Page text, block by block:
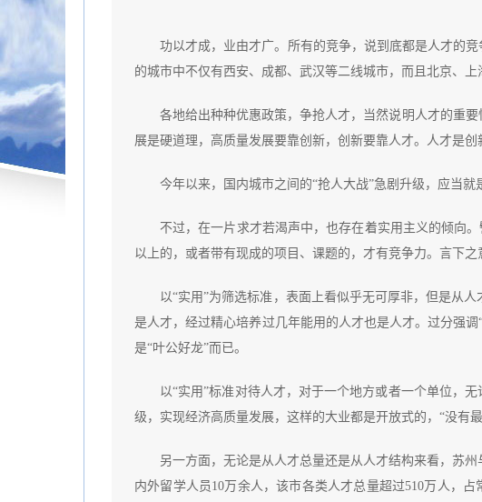
功以才成，业由才广。所有的竞争，说到底都是人才的
的城市中不仅有西安、成都、武汉等二线城市，而且北京、
各地给出种种优惠政策，争抢人才，当然说明人才的重
展是硬道理，高质量发展要靠创新，创新要靠人才。人才是
今年以来，国内城市之间的“抢人大战”急剧升级，应当
不过，在一片求才若渴声中，也存在着实用主义的倾向
以上的，或者带有现成的项目、课题的，才有竞争力。言下
以“实用”为筛选标准，表面上看似乎无可厚非，但是从
是人才，经过精心培养过几年能用的人才也是人才。过分强
是“叶公好龙”而已。
以“实用”标准对待人才，对于一个地方或者一个单位，
级，实现经济高质量发展，这样的大业都是开放式的，“没有
另一方面，无论是从人才总量还是从人才结构来看，苏
内外留学人员10万余人，该市各类人才总量超过510万人，